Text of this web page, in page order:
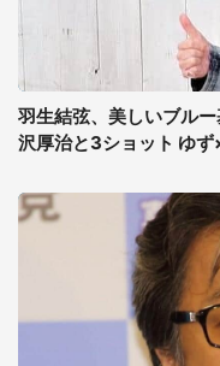
羽生結弦、美しいブル
沢厚治と3ショット ゆ